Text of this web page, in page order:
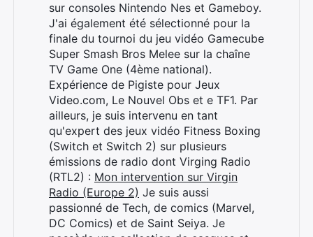
sur consoles Nintendo Nes et Gameboy.
J'ai également été sélectionné pour la
finale du tournoi du jeu vidéo Gamecube
Super Smash Bros Melee sur la chaîne
TV Game One (4ème national).
Expérience de Pigiste pour Jeux
Video.com, Le Nouvel Obs et e TF1. Par
ailleurs, je suis intervenu en tant
qu'expert des jeux vidéo Fitness Boxing
(Switch et Switch 2) sur plusieurs
émissions de radio dont Virging Radio
(RTL2) : Mon intervention sur Virgin
Radio (Europe 2) Je suis aussi
passionné de Tech, de comics (Marvel,
DC Comics) et de Saint Seiya. Je